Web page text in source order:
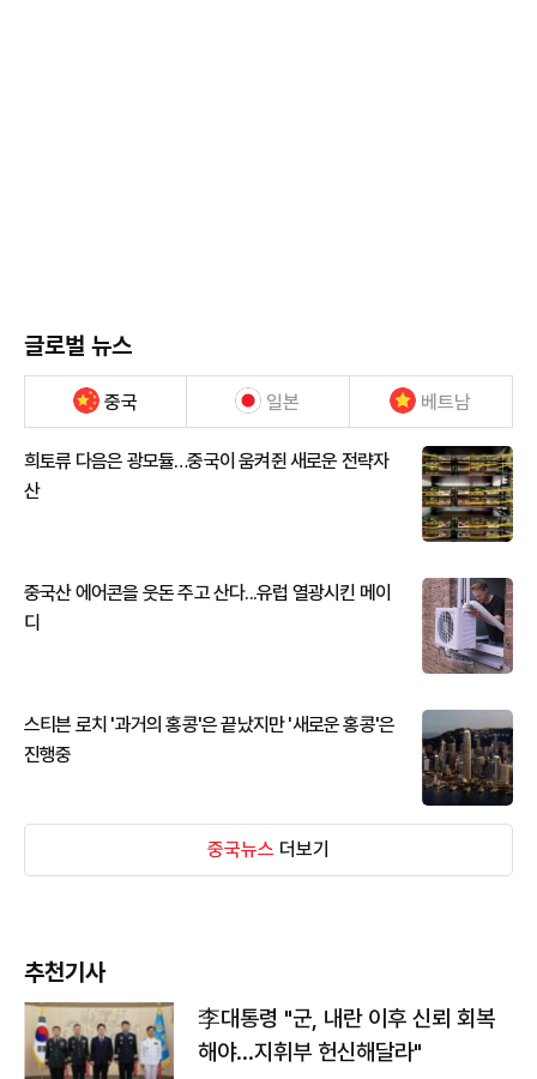
글로벌 뉴스
중국 일본 베트남
희토류 다음은 광모듈…중국이 움켜쥔 새로운 전략자
산
중국산 에어콘을 웃돈 주고 산다...유럽 열광시킨 메이
디
스티븐 로치 '과거의 홍콩'은 끝났지만 '새로운 홍콩'은
진행중
중국뉴스 더보기
추천기사
李대통령 "군, 내란 이후 신뢰 회복
해야…지휘부 헌신해달라"